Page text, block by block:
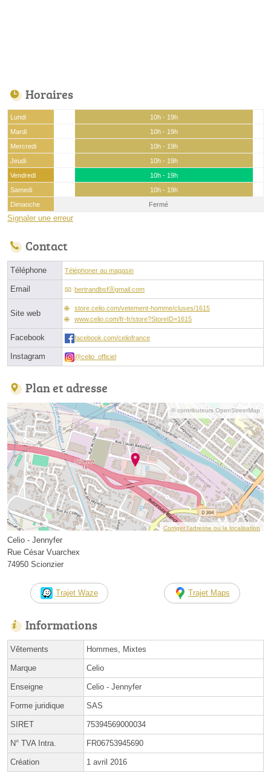
Horaires
Lundi
10h - 19h
Mardi
10h - 19h
Mercredi
10h - 19h
Jeudi
10h - 19h
Vendredi
10h - 19h
Samedi
10h - 19h
Dimanche
Fermé
Signaler une erreur
Contact
Téléphone Téléphoner au magasin
Email bertrandbsfⓐgmail.com
Site web
store.celio.com/vetement-homme/cluses/1615
www.celio.com/fr-fr/store?StoreID=1615
Facebook facebook.com/celiofrance
Instagram @celio_officiel
Plan et adresse
© contributeurs OpenStreetMap
Corriger l’adresse ou la localisation
Celio - Jennyfer
Rue César Vuarchex
74950 Scionzier
Trajet Waze Trajet Maps
Informations
Vêtements Hommes, Mixtes
Marque Celio
Enseigne Celio - Jennyfer
Forme juridique SAS
SIRET 75394569000034
N° TVA Intra. FR06753945690
Création 1 avril 2016